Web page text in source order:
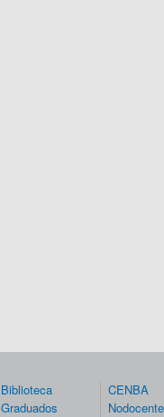
Biblioteca
Graduados
CENBA